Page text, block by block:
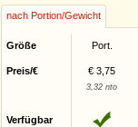
nach Portion/Gewicht
Größe Port.
Preis/€ € 3,75
3,32 nto
Verfügbar